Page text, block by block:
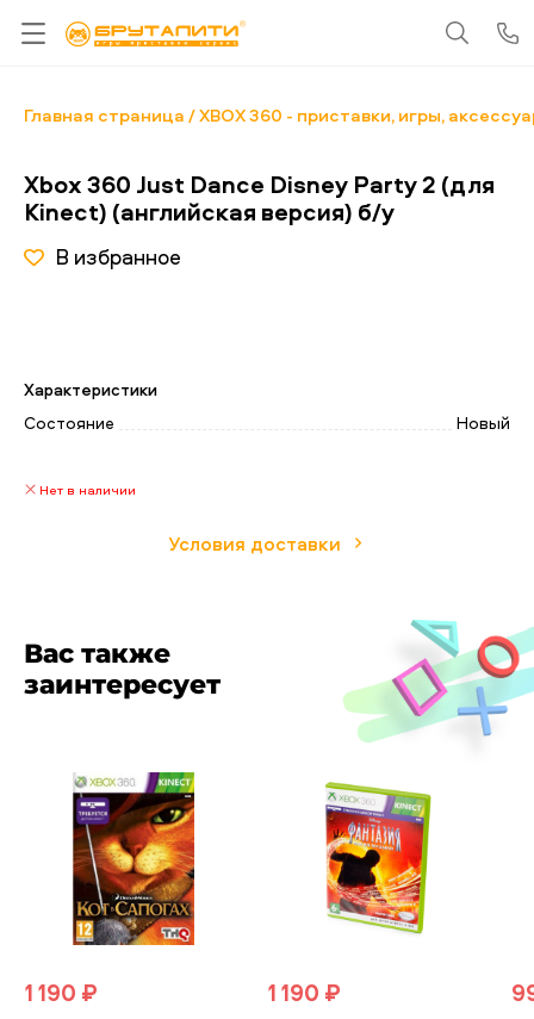
Главная страница XBOX 360 - приставки, игры,
Xbox 360 Just Dance Disney Party 2 (для
Kinect) (английская версия) б/у
В избранное
Характеристики
Состояние
Новый
Нет в наличии
Условия доставки
Вас также
заинтересует
1 190 ₽ 1 190 ₽